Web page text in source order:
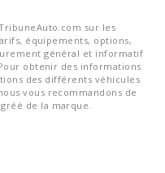
sur les
équipements, options,
général et informatif
obtenir des informations
des différents véhicules
vous recommandons de
de la marque.